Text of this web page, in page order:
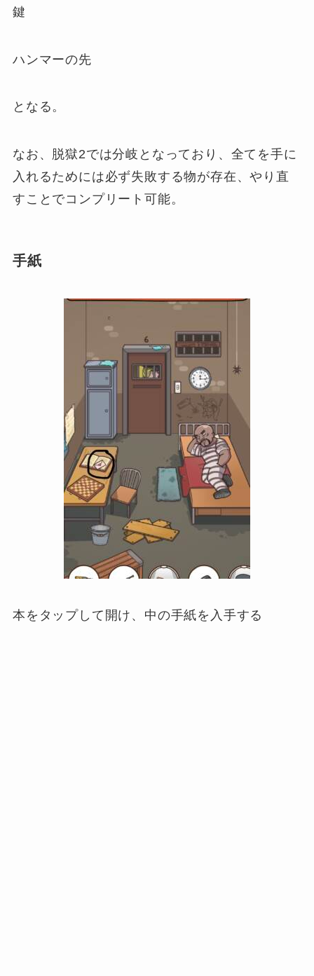
鍵
ハンマーの先
となる。
なお、脱獄2では分岐となっており、全てを手に
入れるためには必ず失敗する物が存在、やり直
すことでコンプリート可能。
手紙
本をタップして開け、中の手紙を入手する